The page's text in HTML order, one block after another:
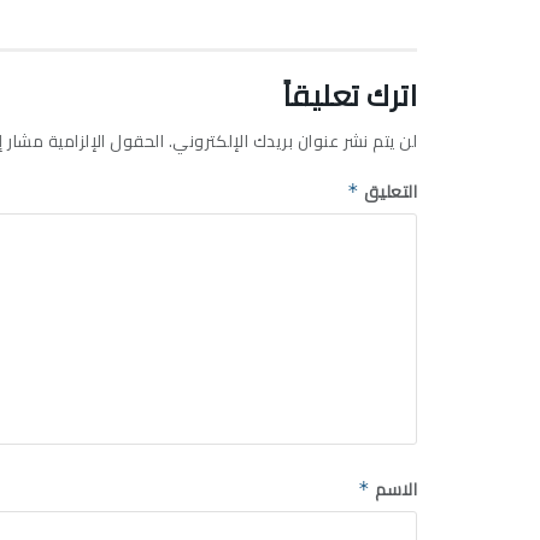
اترك تعليقاً
لن يتم نشر عنوان بريدك الإلكتروني.الحقول الإلزامية مشار
التعليق *
الاسم *